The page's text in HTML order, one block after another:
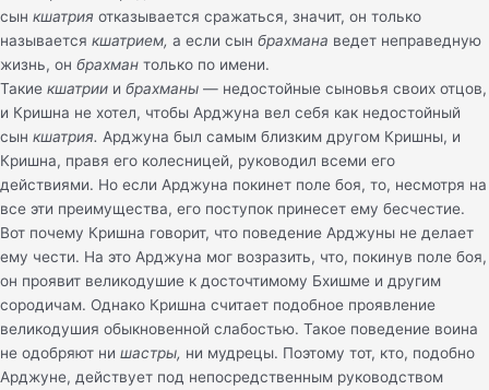
сын кшатрия отказывается сражаться, значит, он только
называется кшатрием, а если сын брахмана ведет неправедную
жизнь, он брахман только по имени.
Такие кшатрии и брахманы — недостойные сыновья своих отцов,
и Кришна не хотел, чтобы Арджуна вел себя как недостойный
сын кшатрия. Арджуна был самым близким другом Кришны, и
Кришна, правя его колесницей, руководил всеми его
действиями. Но если Арджуна покинет поле боя, то, несмотря на
все эти преимущества, его поступок принесет ему бесчестие.
Вот почему Кришна говорит, что поведение Арджуны не делает
ему чести. На это Арджуна мог возразить, что, покинув поле боя,
он проявит великодушие к досточтимому Бхишме и другим
сородичам. Однако Кришна считает подобное проявление
великодушия обыкновенной слабостью. Такое поведение воина
не одобряют ни шастры, ни мудрецы. Поэтому тот, кто, подобно
Арджуне, действует под непосредственным руководством